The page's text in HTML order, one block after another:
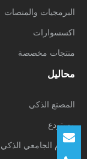
البرمجيات والمنصات
اكسسوارات
منتجات مخصصة
محاليل
المصنع الذكي
مستودع
الحرم الجامعي الذكي